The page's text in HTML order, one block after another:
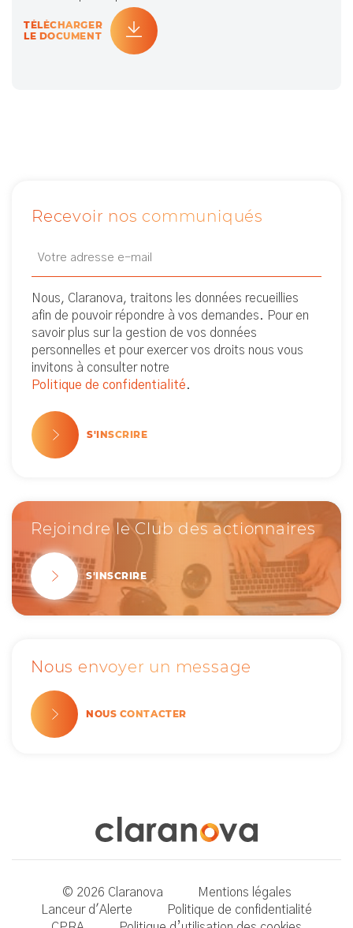
TÉLÉCHARGER
LE DOCUMENT
Recevoir nos communiqués
Newsletter
Nous, Claranova, traitons les données recueillies
afin de pouvoir répondre à vos demandes. Pour en
savoir plus sur la gestion de vos données
personnelles et pour exercer vos droits nous vous
invitons à consulter notre
Politique de confidentialité.
S'INSCRIRE
Rejoindre le Club des actionnaires
S'INSCRIRE
Nous envoyer un message
NOUS CONTACTER
© 2026 Claranova
Mentions légales
Lanceur d'Alerte
Politique de confidentialité